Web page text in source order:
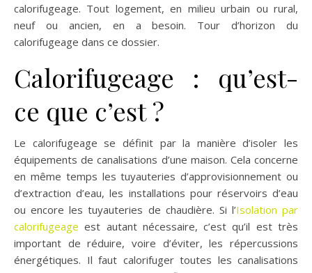
calorifugeage. Tout logement, en milieu urbain ou rural,
neuf ou ancien, en a besoin. Tour d’horizon du
calorifugeage dans ce dossier.
Calorifugeage : qu’est-
ce que c’est ?
Le calorifugeage se définit par la manière d’isoler les
équipements de canalisations d’une maison. Cela concerne
en même temps les tuyauteries d’approvisionnement ou
d’extraction d’eau, les installations pour réservoirs d’eau
ou encore les tuyauteries de chaudière. Si l’Isolation par
calorifugeage est autant nécessaire, c’est qu’il est très
important de réduire, voire d’éviter, les répercussions
énergétiques. Il faut calorifuger toutes les canalisations